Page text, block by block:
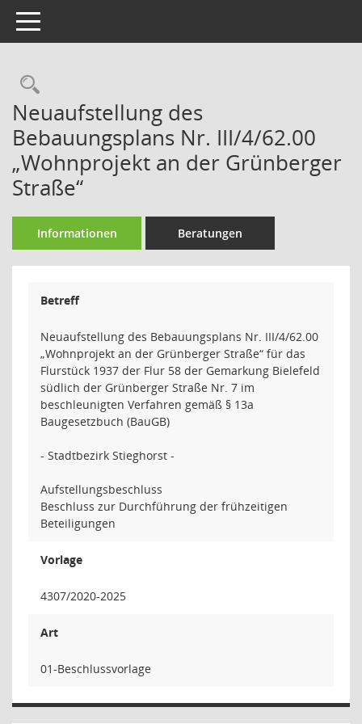
Toggle navigation
Rechercheauswahl
Neuaufstellung des
Bebauungsplans Nr. III/4/62.00
„Wohnprojekt an der Grünberger
Straße“
Informationen Beratungen
Betreff
Neuaufstellung des Bebauungsplans Nr. III/4/62.00
„Wohnprojekt an der Grünberger Straße“ für das
Flurstück 1937 der Flur 58 der Gemarkung Bielefeld
südlich der Grünberger Straße Nr. 7 im
beschleunigten Verfahren gemäß § 13a
Baugesetzbuch (BauGB)
- Stadtbezirk Stieghorst -
Aufstellungsbeschluss
Beschluss zur Durchführung der frühzeitigen
Beteiligungen
Vorlage
4307/2020-2025
Art
01-Beschlussvorlage